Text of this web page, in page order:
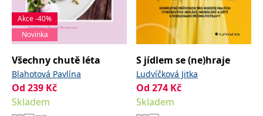
Akce -40%
Novinka
Všechny chutě léta
Blahotová Pavlína
Od 239 Kč
Skladem
S jídlem se (ne)hraje
Ludvíčková Jitka
Od 274 Kč
Skladem